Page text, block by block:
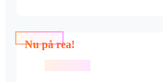
Nu på rea!